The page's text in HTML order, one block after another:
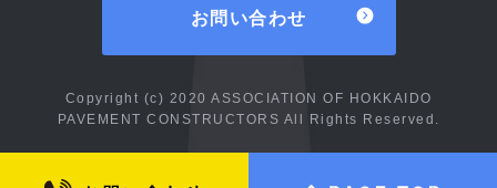
お問い合わせ
Copyright (c) 2020 ASSOCIATION OF HOKKAIDO
PAVEMENT CONSTRUCTORS All Rights Reserved.